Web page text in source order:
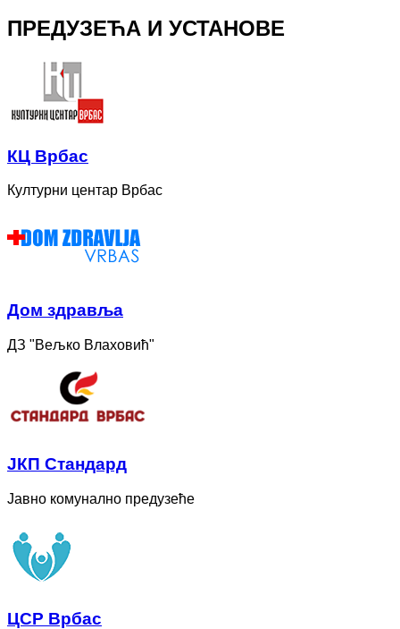
ПРЕДУЗЕЋА И УСТАНОВЕ
КЦ Врбас
Културни центар Врбас
Дом здравља
ДЗ "Вељко Влаховић"
ЈКП Стандард
Јавно комунално предузеће
ЦСР Врбас